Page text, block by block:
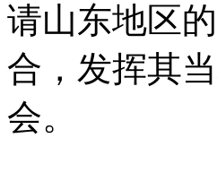
请山东地区
合，发挥其
会。